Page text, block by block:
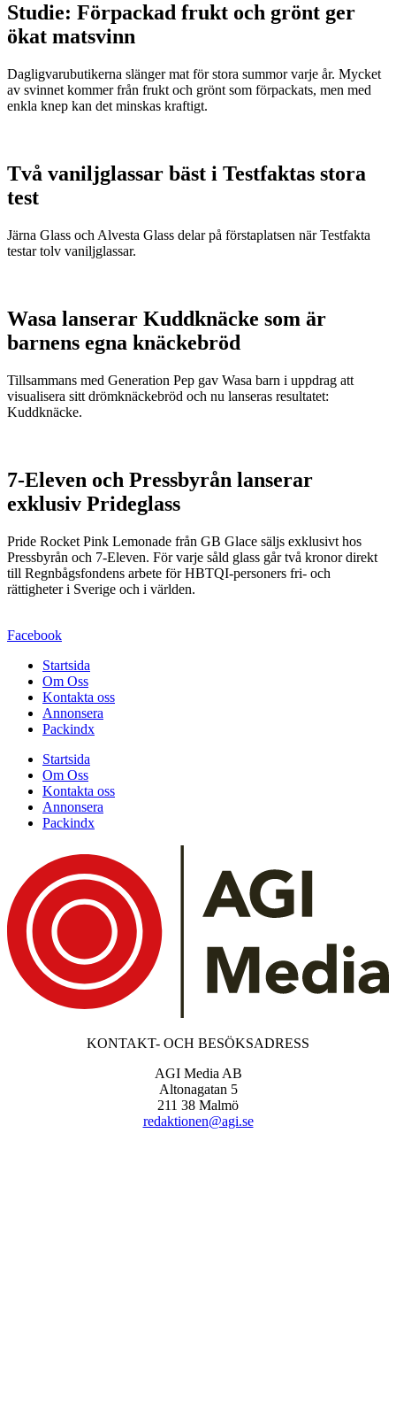
Studie: Förpackad frukt och grönt ger
ökat matsvinn
Dagligvarubutikerna slänger mat för stora summor varje år. Mycket
av svinnet kommer från frukt och grönt som förpackats, men med
enkla knep kan det minskas kraftigt.
Två vaniljglassar bäst i Testfaktas stora
test
Järna Glass och Alvesta Glass delar på förstaplatsen när Testfakta
testar tolv vaniljglassar.
Wasa lanserar Kuddknäcke som är
barnens egna knäckebröd
Tillsammans med Generation Pep gav Wasa barn i uppdrag att
visualisera sitt drömknäckebröd och nu lanseras resultatet:
Kuddknäcke.
7-Eleven och Pressbyrån lanserar
exklusiv Prideglass
Pride Rocket Pink Lemonade från GB Glace säljs exklusivt hos
Pressbyrån och 7-Eleven. För varje såld glass går två kronor direkt
till Regnbågsfondens arbete för HBTQI-personers fri- och
rättigheter i Sverige och i världen.
Facebook
Startsida
Om Oss
Kontakta oss
Annonsera
Packindx
Startsida
Om Oss
Kontakta oss
Annonsera
Packindx
KONTAKT- OCH BESÖKSADRESS
AGI Media AB
Altonagatan 5
211 38 Malmö
redaktionen@agi.se